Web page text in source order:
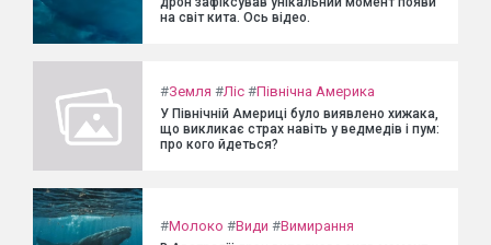
на світ кита. Ось відео.
#Земля #Ліс #Північна Америка
У Північній Америці було виявлено хижака,
що викликає страх навіть у ведмедів і пум:
про кого йдеться?
#Молоко #Види #Вимирання